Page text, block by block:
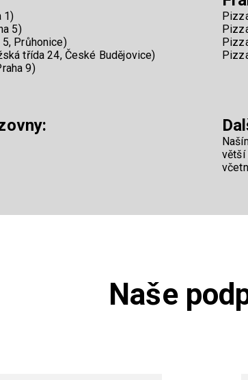
1)
5)
Průhonice)
třída 24, České Budějovice)
9)
větší
Naše